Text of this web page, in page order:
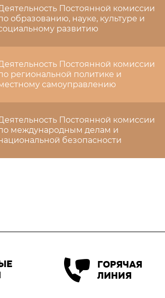
Постоянной комиссии
образованию, науке, культуре и
развитию
Постоянной комиссии
региональной политике и
самоуправлению
Постоянной комиссии
международным делам и
безопасности
ГОРЯЧАЯ
ЛИНИЯ